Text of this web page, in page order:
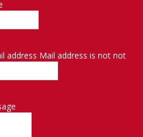
address Mail address is not not